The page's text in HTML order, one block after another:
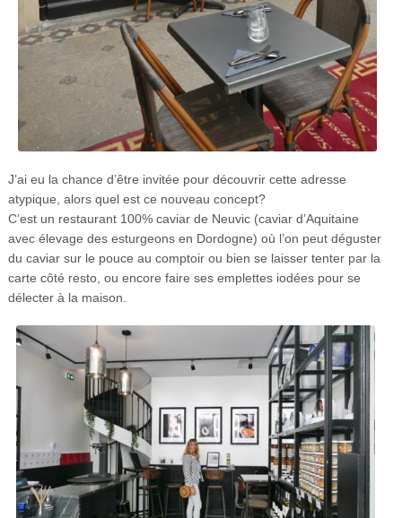
J’ai eu la chance d’être invitée pour découvrir cette adresse
atypique, alors quel est ce nouveau concept?
C’est un restaurant 100% caviar de Neuvic (caviar d’Aquitaine
avec élevage des esturgeons en Dordogne) où l’on peut déguster
du caviar sur le pouce au comptoir ou bien se laisser tenter par la
carte côté resto, ou encore faire ses emplettes iodées pour se
délecter à la maison.